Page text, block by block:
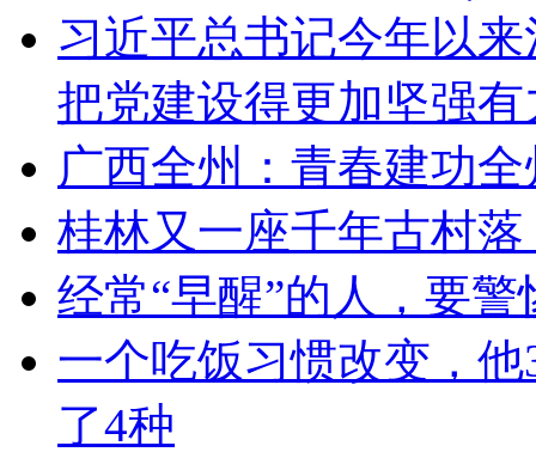
习近平总书记今年以
把党建设得更加坚强有
广西全州：青春建功
桂林又一座千年古村
经常“早醒”的人，要
一个吃饭习惯改变，
了4种